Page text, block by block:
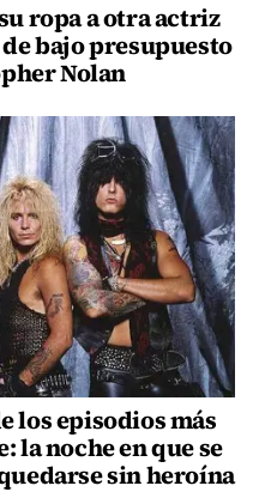
ropa a otra actriz
bajo presupuesto
Nolan
los episodios más
la noche en que se
sin heroína